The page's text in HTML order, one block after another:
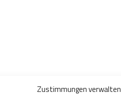
Zustimmungen verwalten